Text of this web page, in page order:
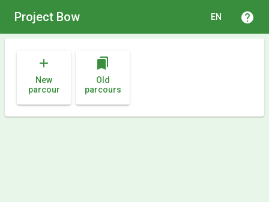
Project Bow EN help
add
New
parcour
bookmarks
Old
parcours